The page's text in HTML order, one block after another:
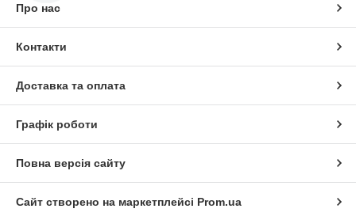
Про нас
Контакти
Доставка та оплата
Графік роботи
Повна версія сайту
Сайт створено на маркетплейсі Prom.ua